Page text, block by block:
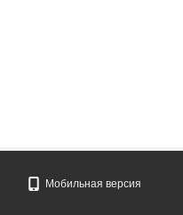
Мобильная версия